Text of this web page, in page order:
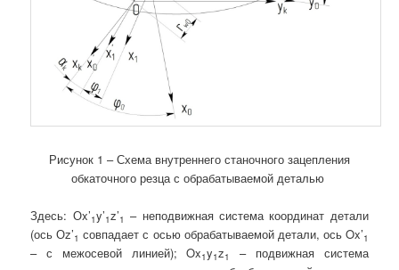
Рисунок 1 – Схема внутреннего станочного зацепления
обкаточного резца с обрабатываемой деталью
Здесь: Оx’1y’1z’1 – неподвижная система координат детали
(ось Оz’1 совпадает с осью обрабатываемой детали, ось Ox’1
– с межосевой линией); Ox1y1z1
– подвижная система